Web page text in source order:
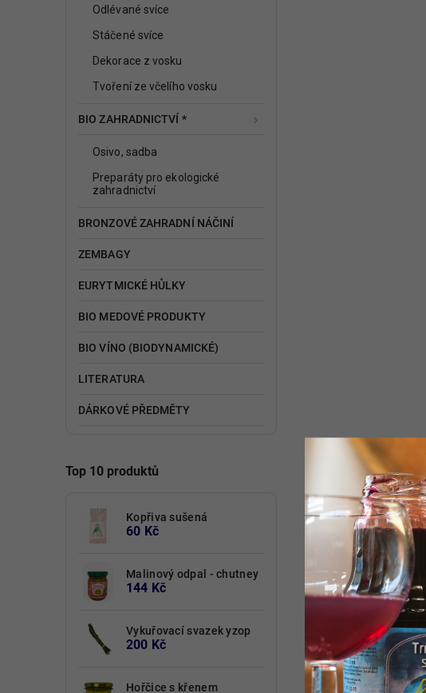
Odlévané svíce
Stáčené svíce
Dekorace z vosku
Tvoření ze včelího vosku
BIO ZAHRADNICTVÍ *
Osivo, sadba
Preparáty pro ekologické
zahradnictví
BRONZOVÉ ZAHRADNÍ NÁČINÍ
ZEMBAGY
EURYTMICKÉ HŮLKY
BIO MEDOVÉ PRODUKTY
BIO VÍNO (BIODYNAMICKÉ)
LITERATURA
DÁRKOVÉ PŘEDMĚTY
Top 10 produktů
Kopřiva sušená
60 Kč
Malinový odpal - chutney
144 Kč
Vykuřovací svazek yzop
200 Kč
Hořčice s křenem